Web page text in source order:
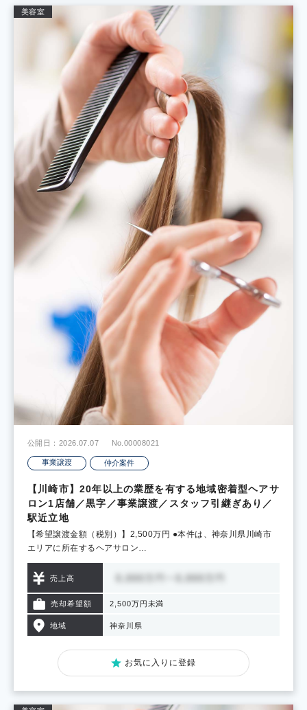
美容室
公開日：2026.07.07 No.00008021
事業譲渡 仲介案件
【川崎市】20年以上の業歴を有する地域密着型ヘアサ
ロン1店舗／黒字／事業譲渡／スタッフ引継ぎあり／
駅近立地
【希望譲渡金額（税別）】2,500万円 ●本件は、神奈川県川崎市
エリアに所在するヘアサロン…
売上高
売却希望額 2,500万円未満
地域 神奈川県
お気に入りに登録